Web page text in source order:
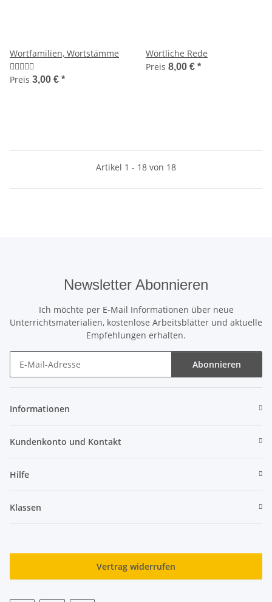
Wortfamilien, Wortstämme
Preis 3,00 € *
Wörtliche Rede
Preis 8,00 € *
Artikel 1 - 18 von 18
Newsletter Abonnieren
Ich möchte per E-Mail Informationen über neue
Unterrichtsmaterialien, kostenlose Arbeitsblätter und aktuelle
Empfehlungen erhalten.
Abonnieren
Informationen
Kundenkonto und Kontakt
Hilfe
Klassen
Vertrag widerrufen